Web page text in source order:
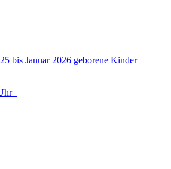
bis Januar 2026 geborene Kinder